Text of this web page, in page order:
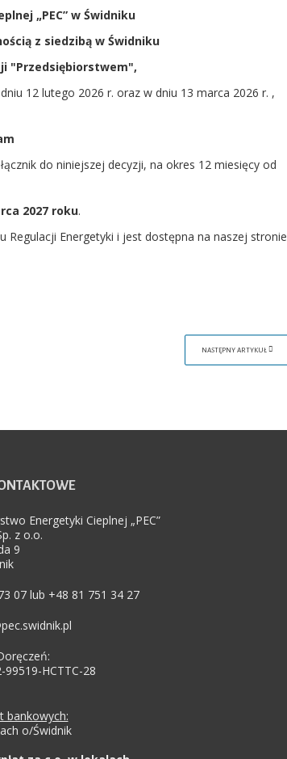
„PEC” w Świdniku
z siedzibą w Świdniku
"Przedsiębiorstwem",
12 lutego 2026 r. oraz w dniu 13 marca 2026 r. ,
do niniejszej decyzji, na okres 12 miesięcy od
2027 roku.
Regulacji Energetyki i jest dostępna na naszej stronie
NASTĘPNY ARTYKUŁ
Energetyki Cieplnej „PEC”
z o.o.
9
07 lub +48 81 751 34 27
99519-HCTTC-28
bankowych:
o/Świdnik